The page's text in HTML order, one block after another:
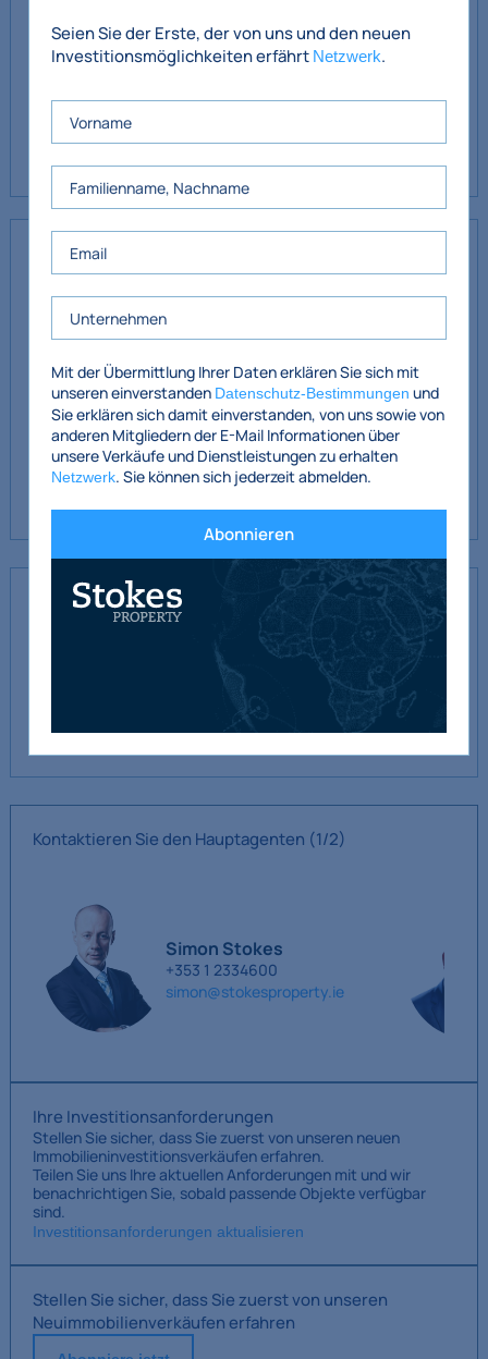
Es sind bereits umfangreiche Regale vorhanden, diese
können jedoch problemlos entfernt werden, um Platz für
eine neue Ladeneinrichtung zu schaffen. Das Geschäft ist
sofort bezugsfertig und eignet sich für verschiedene
Unterkunft
Einzelhandel im
Erdgeschoss
79,4 m²
Büro im Erdgeschoss 8,68 m²
Kellerläden 32,08 m²
Gesamt-NIA c. 120,16 m² / 1.293 sq.ft.
Vorschlag
Neuer Mietvertrag zu modernen Konditionen mit einer
anfänglichen Jahresmiete von 50.000 € zuzüglich
Gewerbesteuer, Versicherungsbeitrag und Nebenkosten.
Die Gewerbesteuer (2026) beträgt 3.895 €.
Kontaktieren Sie den Hauptagenten (1/2)
Simon Stokes
+353 1 2334600
simon@stokesproperty.ie
Ihre Investitionsanforderungen
Stellen Sie sicher, dass Sie zuerst von unseren neuen
Immobilieninvestitionsverkäufen erfahren.
Teilen Sie uns Ihre aktuellen Anforderungen mit und wir
benachrichtigen Sie, sobald passende Objekte verfügbar
sind.
Investitionsanforderungen aktualisieren
Stellen Sie sicher, dass Sie zuerst von unseren
Neuimmobilienverkäufen erfahren
Seien Sie der Erste, der von uns und den neuen
Investitionsmöglichkeiten erfährt Netzwerk.
Mit der Übermittlung Ihrer Daten erklären Sie sich mit
unseren einverstanden Datenschutz-Bestimmungen und
Sie erklären sich damit einverstanden, von uns sowie von
anderen Mitgliedern der E-Mail Informationen über
unsere Verkäufe und Dienstleistungen zu erhalten
Netzwerk. Sie können sich jederzeit abmelden.
Abonnieren